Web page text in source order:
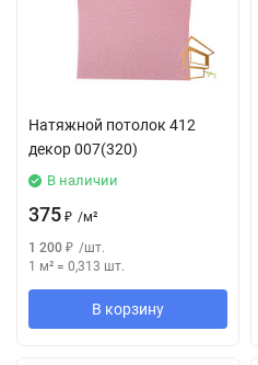
Натяжной потолок 412
декор 007(320)
В наличии
375 ₽ /м²
1 200 ₽ /шт.
1 м² = 0,313 шт.
В корзину